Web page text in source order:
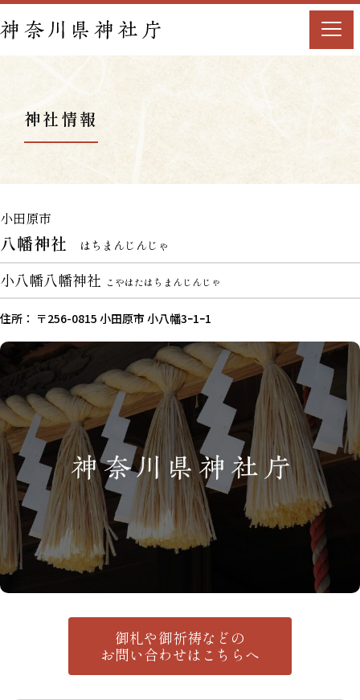
神社情報
小田原市
八幡神社 はちまんじんじゃ
小八幡八幡神社 こやはたはちまんじんじゃ
住所： 〒256-0815 小田原市 小八幡3ｰ1ｰ1
御札や御祈祷などの
お問い合わせはこちらへ